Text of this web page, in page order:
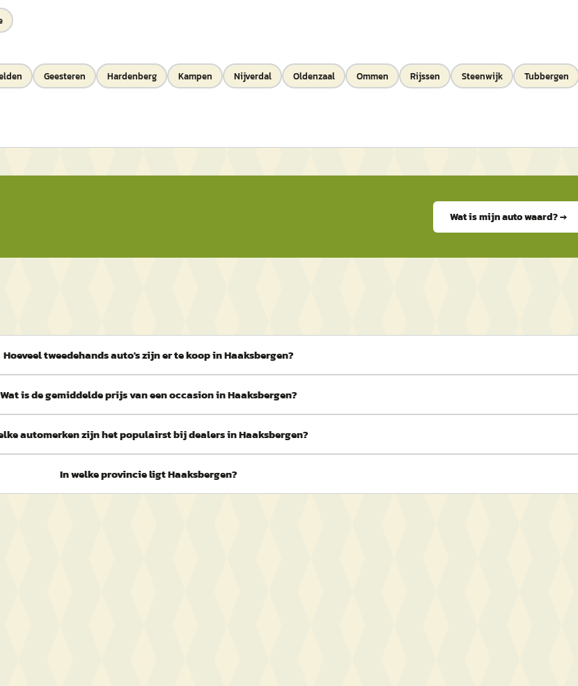
Geesteren Hardenberg Kampen Nijverdal Oldenzaal Ommen Rijssen Steenwijk
Tubbergen
Wat is mijn auto waard? →
Hoeveel tweedehands auto's zijn er te koop in Haaksbergen?
Wat is de gemiddelde prijs van een occasion in Haaksbergen?
automerken zijn het populairst bij dealers in Haaksbergen?
In welke provincie ligt Haaksbergen?